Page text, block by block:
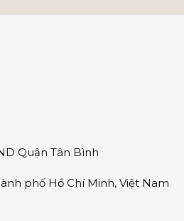
Quận Tân Bình
phố Hồ Chí Minh, Việt Nam